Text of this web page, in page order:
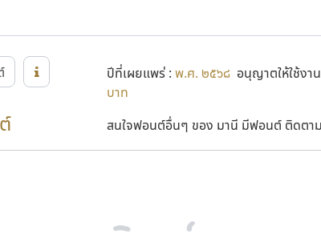
ปีที่เผยแพร่ : พ.ศ. ๒๕๖๘ อนุญาตให้ใช้งา
บาท
สนใจฟอนต์อื่นๆ ของ มานี มีฟอนต์ ติดตา